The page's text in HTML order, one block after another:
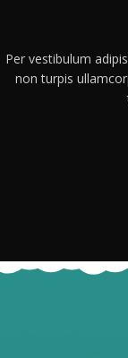
Per vestibulum
non turpis